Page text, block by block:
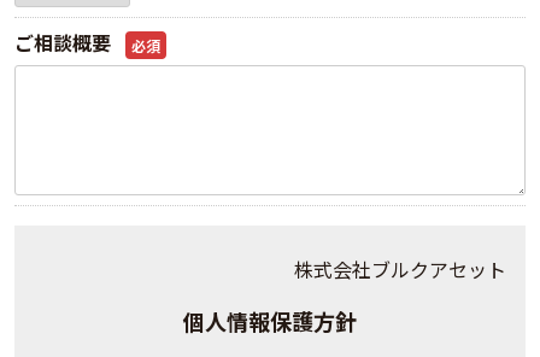
ご相談概要 必須
株式会社ブルクアセット
個人情報保護方針